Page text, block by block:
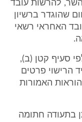
להרשות עובד
שהוגדר ברשיון
האחראי רשאי
סעיף קטן (ב),
הרישוי פרטים
האמורות
בתעודה חתומה